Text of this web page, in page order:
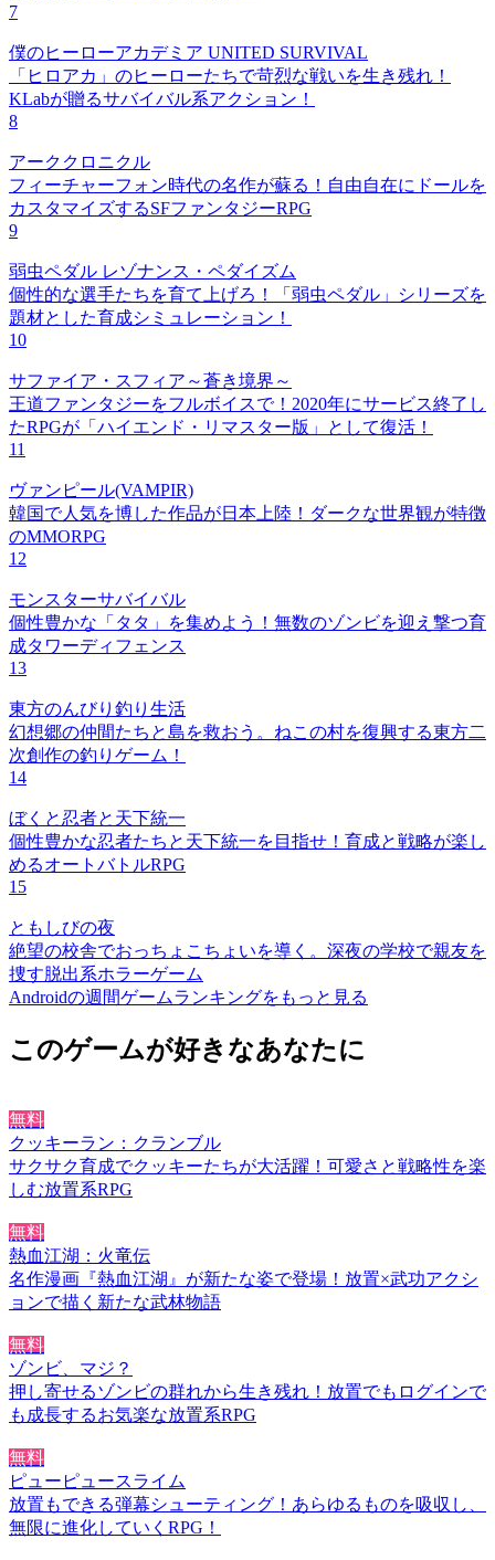
7
僕のヒーローアカデミア UNITED SURVIVAL
「ヒロアカ」のヒーローたちで苛烈な戦いを生き残れ！
KLabが贈るサバイバル系アクション！
8
アーククロニクル
フィーチャーフォン時代の名作が蘇る！自由自在にドールを
カスタマイズするSFファンタジーRPG
9
弱虫ペダル レゾナンス・ペダイズム
個性的な選手たちを育て上げろ！「弱虫ペダル」シリーズを
題材とした育成シミュレーション！
10
サファイア・スフィア～蒼き境界～
王道ファンタジーをフルボイスで！2020年にサービス終了し
たRPGが「ハイエンド・リマスター版」として復活！
11
ヴァンピール(VAMPIR)
韓国で人気を博した作品が日本上陸！ダークな世界観が特徴
のMMORPG
12
モンスターサバイバル
個性豊かな「タタ」を集めよう！無数のゾンビを迎え撃つ育
成タワーディフェンス
13
東方のんびり釣り生活
幻想郷の仲間たちと島を救おう。ねこの村を復興する東方二
次創作の釣りゲーム！
14
ぼくと忍者と天下統一
個性豊かな忍者たちと天下統一を目指せ！育成と戦略が楽し
めるオートバトルRPG
15
ともしびの夜
絶望の校舎でおっちょこちょいを導く。深夜の学校で親友を
捜す脱出系ホラーゲーム
Androidの週間ゲームランキングをもっと見る
このゲームが好きなあなたに
無料
クッキーラン：クランブル
サクサク育成でクッキーたちが大活躍！可愛さと戦略性を楽
しむ放置系RPG
無料
熱血江湖：火竜伝
名作漫画『熱血江湖』が新たな姿で登場！放置×武功アクシ
ョンで描く新たな武林物語
無料
ゾンビ、マジ？
押し寄せるゾンビの群れから生き残れ！放置でもログインで
も成長するお気楽な放置系RPG
無料
ピューピュースライム
放置もできる弾幕シューティング！あらゆるものを吸収し、
無限に進化していくRPG！